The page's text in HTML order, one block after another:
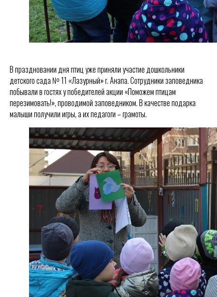
В праздновании дня птиц уже приняли участие дошкольники
детского сада № 11 «Лазурный» г. Анапа. Сотрудники заповедника
побывали в гостях у победителей акции «Поможем птицам
перезимовать!», проводимой заповедником. В качестве подарка
малыши получили игры, а их педагоги – грамоты.